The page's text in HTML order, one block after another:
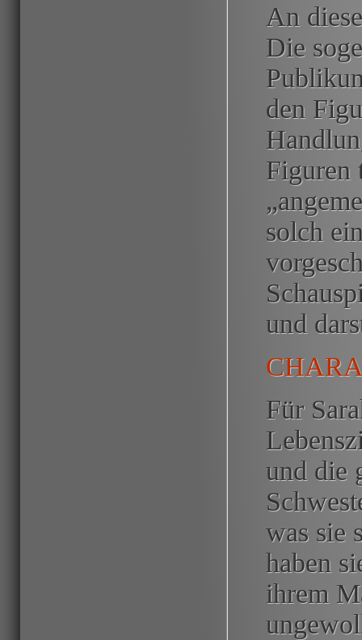
An
Die
den
Figuren
solch
und
Für
und die
was sie
haben
ihrem